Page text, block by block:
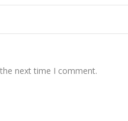
next time I comment.